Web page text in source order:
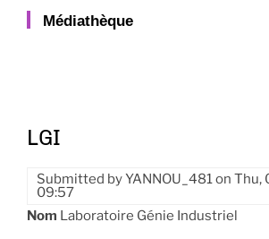
Médiathèque
LGI
Submitted byYANNOU_481on Thu,
09:57
Nom Laboratoire Génie Industriel